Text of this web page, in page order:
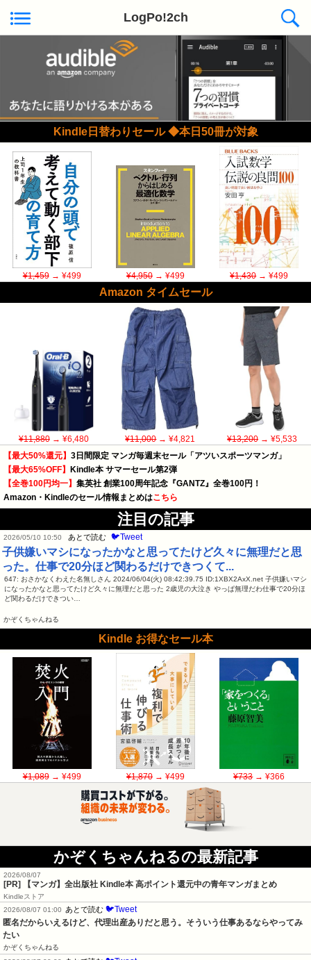
LogPo!2ch
Kindle日替わりセール ◆本日50冊が対象
¥1,459→ ¥499 ¥4,950→ ¥499 ¥1,430→ ¥499
Amazon タイムセール
¥11,880→ ¥6,480 ¥11,000→ ¥4,821 ¥13,200→ ¥5,533
【最大50%還元】 3日間限定 マンガ毎週末セール「アツいスポーツマンガ」
【最大65%OFF】
Kindle本 サマーセール第2弾
【全巻100円均一】 集英社 創業100周年記念『GANTZ』全巻100円！
Amazon・Kindleのセール情報まとめはこちら
注目の記事
2026/05/10 10:50 あとで読む 🐦Tweet
子供嫌いマシになったかなと思ってたけど久々に無理だと思
った。仕事で20分ほど関わるだけできつくて...
647: おさかなくわえた名無しさん 2024/06/04(火) 08:42:39.75 ID:1XBX2AxX.net 子供嫌いマシ
になったかなと思ってたけど久々に無理だと思った 2歳児の大泣き やっぱ無理だわ仕事で20分ほ
ど関わるだけできつい…
かぞくちゃんねる
Kindle お得なセール本
¥1,089→ ¥499 ¥1,870→ ¥499 ¥733→ ¥366
かぞくちゃんねるの最新記事
2026/08/07
[PR] 【マンガ】全出版社 Kindle本 高ポイント還元中の青年マンガまとめ
Kindleストア
2026/08/07 01:00
あとで読む 🐦Tweet
匿名だからいえるけど、代理出産ありだと思う。そういう仕事あるならやってみ
たい
かぞくちゃんねる